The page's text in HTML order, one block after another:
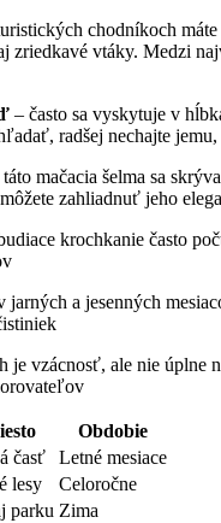
​chodníkoch
zriedkavé vtáky. Medzi
– často sa vyskytuje v
radšej nechajte
mačacia ⁢šelma sa
zahliadnuť ‍jeho⁤
krochkanie často
jarných a jesenných
je vzácnosť,⁢ ale ‌nie úplne
Obdobie
časť
Letné mesiace
lesy
Celoročne
parku Zima